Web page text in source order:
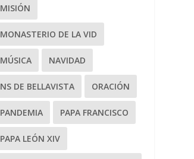
MISIÓN
MONASTERIO DE LA VID
MÚSICA NAVIDAD
NS DE BELLAVISTA ORACIÓN
PANDEMIA PAPA FRANCISCO
PAPA LEÓN XIV